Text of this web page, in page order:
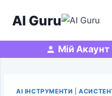
AI Guru
Мій Акаунт
AI ІНСТРУМЕНТИ |